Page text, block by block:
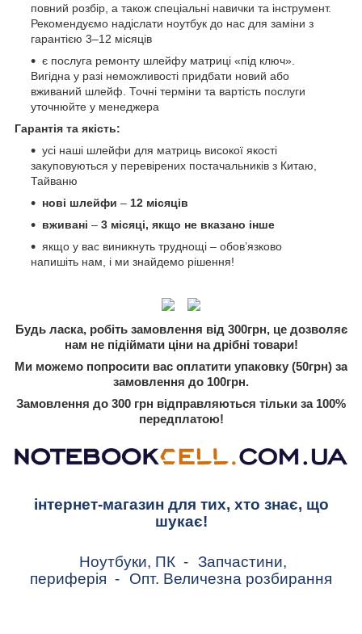
повний розбір, а також спеціальні навички та інструмент.
Рекомендуємо надіслати ноутбук до нас для заміни з
гарантією 3–12 місяців
є послуга ремонту шлейфу матриці «під ключ».
Вигідна у разі неможливості придбати новий або
вживаний шлейф. Точні терміни та вартість послуги
уточнюйте у менеджера
Гарантія та якість:
усі наші шлейфи для матриць високої якості
закуповуються у перевірених постачальників з Китаю,
Тайваню
нові шлейфи – 12 місяців
вживані – 3 місяці, якщо не вказано інше
якщо у вас виникнуть труднощі – обов’язково
напишіть нам, і ми знайдемо рішення!
Будь ласка, робіть замовлення від 300грн, це дозволяє
нам не підіймати ціни на дрібні товари!
Ми можемо попросити вас оплатити упаковку (50грн) за
замовлення до 100грн.
Замовлення до 300 грн відправляються тільки за 100%
передплатою!
інтернет-магазин для тих, хто знає, що
шукає!
Ноутбуки, ПК - Запчастини,
периферія - Опт. Величезна розбирання